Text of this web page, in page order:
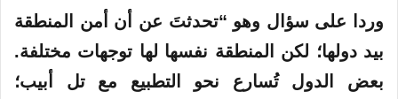
وردا على سؤال وهو “تحدثتَ عن أن أمن المنطقة
بيد دولها؛ لكن المنطقة نفسها لها توجهات مختلفة.
بعض الدول تُسارع نحو التطبيع مع تل أبيب؛